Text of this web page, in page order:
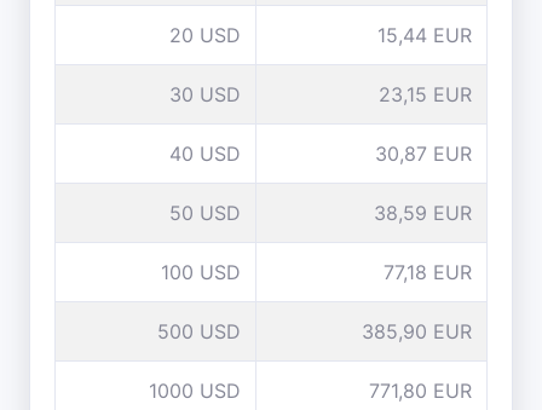
20 USD 15,44 EUR
30 USD 23,15 EUR
40 USD 30,87 EUR
50 USD 38,59 EUR
100 USD 77,18 EUR
500 USD 385,90 EUR
1000 USD 771,80 EUR